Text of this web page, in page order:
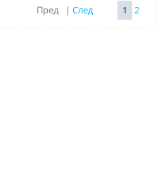
Пред | След 1 2